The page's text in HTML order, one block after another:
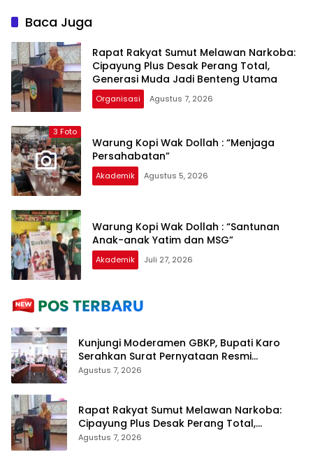
Integritas
Baca Juga
Rapat Rakyat Sumut Melawan Narkoba:
Cipayung Plus Desak Perang Total,
Generasi Muda Jadi Benteng Utama
Organisasi Agustus 7, 2026
3 Foto
Warung Kopi Wak Dollah : “Menjaga
Persahabatan”
Akademik Agustus 5, 2026
Warung Kopi Wak Dollah : “Santunan
Anak-anak Yatim dan MSG”
Akademik Juli 27, 2026
Kunjungi Moderamen GBKP, Bupati Karo
Serahkan Surat Pernyataan Resmi
Penyerahan Aset RSUD Kabanjahe
Agustus 7, 2026
Rapat Rakyat Sumut Melawan Narkoba:
Cipayung Plus Desak Perang Total,
Generasi Muda Jadi Benteng Utama
Agustus 7, 2026